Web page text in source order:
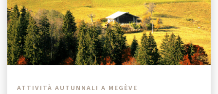
ATTIVITÀ AUTUNNALI A MEGÈVE